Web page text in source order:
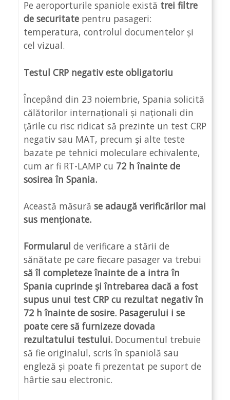
Pe aeroporturile spaniole există trei filtre
de securitate pentru pasageri:
temperatura, controlul documentelor și
cel vizual.
Testul CRP negativ este obligatoriu
Începând din 23 noiembrie, Spania solicită
călătorilor internaționali și naționali din
țările cu risc ridicat să prezinte un test CRP
negativ sau MAT, precum și alte teste
bazate pe tehnici moleculare echivalente,
cum ar fi RT-LAMP cu 72 h înainte de
sosirea în Spania.
Această măsură se adaugă verificărilor mai
sus menționate.
Formularul de verificare a stării de
sănătate pe care fiecare pasager va trebui
să îl completeze înainte de a intra în
Spania cuprinde și întrebarea dacă a fost
supus unui test CRP cu rezultat negativ în
72 h înainte de sosire. Pasagerului i se
poate cere să furnizeze dovada
rezultatului testului. Documentul trebuie
să fie originalul, scris în spaniolă sau
engleză și poate fi prezentat pe suport de
hârtie sau electronic.